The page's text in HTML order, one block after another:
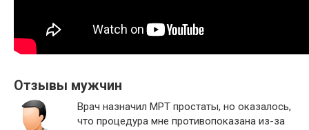
Отзывы мужчин
Врач назначил МРТ простаты, но оказалось,
что процедура мне противопоказана из-за